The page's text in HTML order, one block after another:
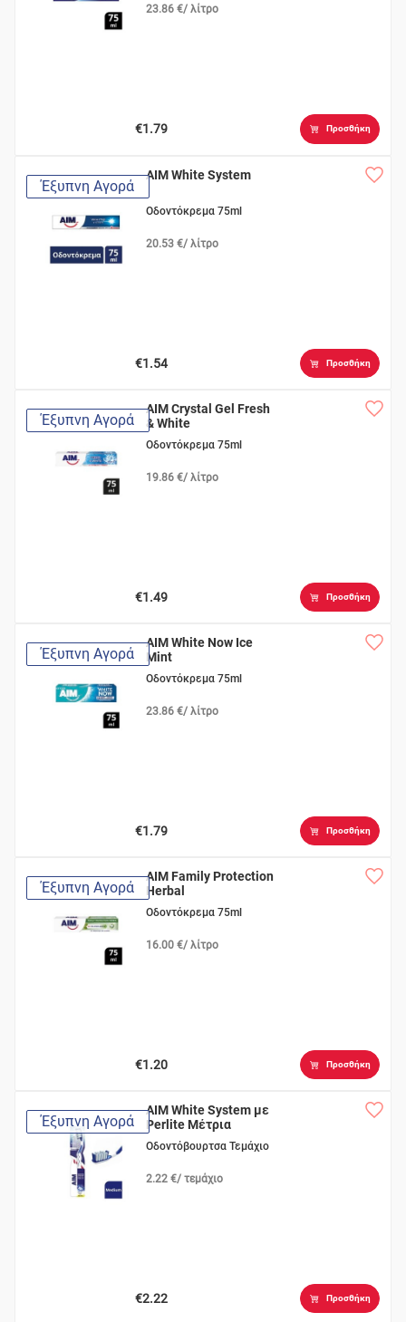
23.86 €/ λίτρο
€1.79 Προσθήκη
Έξυπνη Αγορά
AIM White System
Οδοντόκρεμα 75ml
20.53 €/ λίτρο
€1.54 Προσθήκη
Έξυπνη Αγορά
AIM Crystal Gel Fresh
& White
Οδοντόκρεμα 75ml
19.86 €/ λίτρο
€1.49 Προσθήκη
Έξυπνη Αγορά
AIM White Now Ice
Mint
Οδοντόκρεμα 75ml
23.86 €/ λίτρο
€1.79 Προσθήκη
Έξυπνη Αγορά
AIM Family Protection
Herbal
Οδοντόκρεμα 75ml
16.00 €/ λίτρο
€1.20 Προσθήκη
Έξυπνη Αγορά
AIM White System με
Perlite Μέτρια
Οδοντόβουρτσα Τεμάχιο
2.22 €/ τεμάχιο
€2.22 Προσθήκη